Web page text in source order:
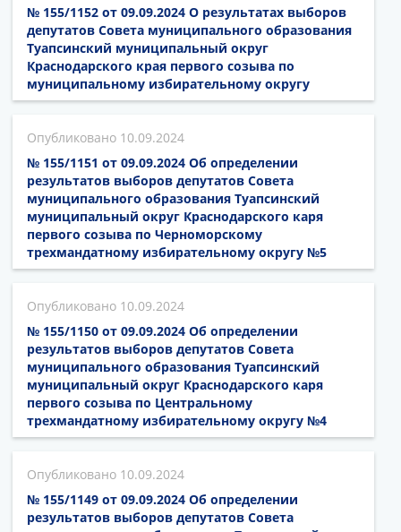
№ 155/1152 от 09.09.2024 О результатах выборов
депутатов Совета муниципального образования
Туапсинский муниципальный округ
Краснодарского края первого созыва по
муниципальному избирательному округу
10.09.2024
№ 155/1151 от 09.09.2024 Об определении
результатов выборов депутатов Совета
муниципального образования Туапсинский
муниципальный округ Краснодарского каря
первого созыва по Черноморскому
трехмандатному избирательному округу №5
10.09.2024
№ 155/1150 от 09.09.2024 Об определении
результатов выборов депутатов Совета
муниципального образования Туапсинский
муниципальный округ Краснодарского каря
первого созыва по Центральному
трехмандатному избирательному округу №4
10.09.2024
№ 155/1149 от 09.09.2024 Об определении
результатов выборов депутатов Совета